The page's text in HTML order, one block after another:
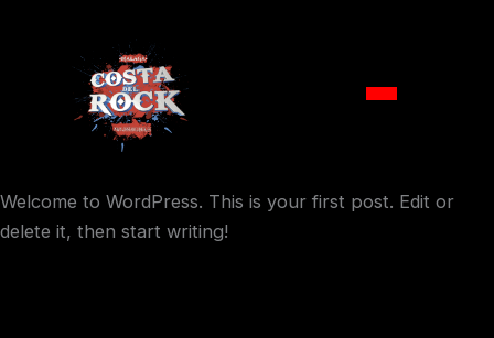
Ir
al
Welcome to WordPress. This is your first post. Edit or
delete it, then start writing!